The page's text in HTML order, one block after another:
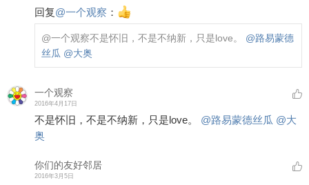
回复@一个观察 ：
@一个观察不是怀旧，不是不纳新，只是love。 @路易蒙德
丝瓜 @大奥
一个观察
2016年4月17日
不是怀旧，不是不纳新，只是love。 @路易蒙德丝瓜 @大
奥
你们的友好邻居
2016年3月5日